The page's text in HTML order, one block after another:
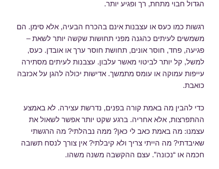
הגדול חבוי מתחת, רך ופגיע יותר.
רגשות כמו כעס או עצבנות אינם בהכרח הבעיה, אלא סימן. הם
משמשים לעיתים כהגנה מפני תחושות שקשה יותר לשאת –
פגיעה, פחד, חוסר אונים, תחושת חוסר ערך או אובדן. כעס,
למשל, קל יותר לביטוי מאשר עלבון. עצבנות לעיתים מסתירה
עייפות עמוקה או עומס מתמשך. אדישות יכולה להגן על אכזבה
כואבת.
כדי להבין מה באמת קורה בפנים, נדרשת עצירה. לא באמצע
ההתפרצות, אלא אחריה. ברגע שקט יותר אפשר לשאול את
עצמנו: מה באמת כאב לי כאן? ממה נבהלתי? מה הרגשתי
שאיבדתי? מה הייתי צריך ולא קיבלתי? אין צורך לנסח תשובה
חכמה או “נכונה”. עצם ההקשבה משנה משהו.